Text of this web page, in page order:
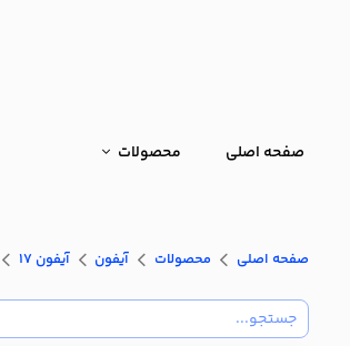
صفحه اصلی محصولات
صفحه اصلی محصولات آیفون آیفون 17